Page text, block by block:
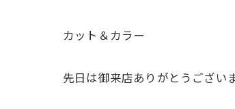
カット＆カラー
先日は御来店ありがとうござい